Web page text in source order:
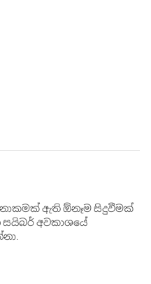
ඇති ඕනෑම සිදුවීමක්
සයිබර් අවකාශයේ